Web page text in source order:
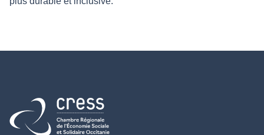
Retour à l'accueil